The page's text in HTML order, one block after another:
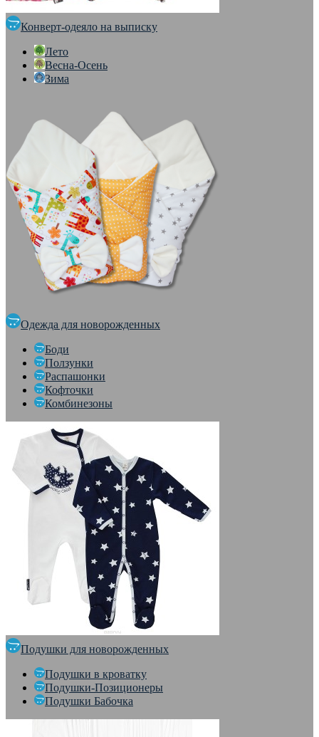
Конверт-одеяло на выписку
Лето
Весна-Осень
Зима
Одежда для новорожденных
Боди
Ползунки
Распашонки
Кофточки
Комбинезоны
Подушки для новорожденных
Подушки в кроватку
Подушки-Позиционеры
Подушки Бабочка